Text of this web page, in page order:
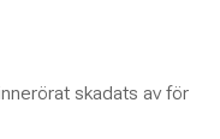
skadats av för